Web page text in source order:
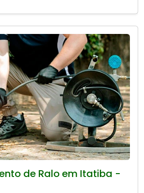
de Ralo em Itatiba -